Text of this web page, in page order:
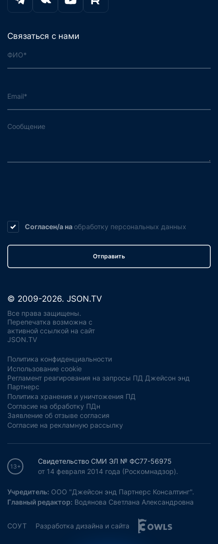
Связаться с нами
Согласен/а на обработку персональных данных
Отправить
© 2009-2026. JSON.TV
Все права защищены.
Перепечатка возможна с
активной ссылкой на сайт
JSON.TV
Политика конфиденциальности
Использование cookie
Регламент реагирования на запросы ПД Джейсон энд
Партнерс
Политика хранения и уничтожения ПД
Согласие на обработку ПДн
Заявление об отзыве согласия
Согласие на рекламную рассылку
13+
Свидетельство СМИ ЭЛ № ФС77-56975
от 14 февраля 2014 года (Роскомнадзор).
Учредитель: ООО "Джейсон энд Партнерс Консалтинг".
Главный редактор: Водянова Светлана Александровна
СОУТ Разработка дизайна и сайта